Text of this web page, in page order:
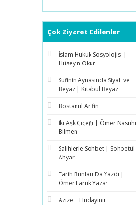
Çok Ziyaret Edilenler
İslam Hukuk Sosyolojisi |
Hüseyin Okur
Sufinin Aynasında Siyah ve
Beyaz | Kitabül Beyaz
Bostanül Arifin
İki Aşk Çiçeği | Ömer Nasuhi
Bilmen
Salihlerle Sohbet | Sohbetül
Ahyar
Tarih Bunları Da Yazdı |
Ömer Faruk Yazar
Azize | Hüdayinin